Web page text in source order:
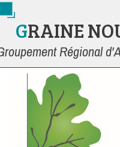
GRAINE
Régional